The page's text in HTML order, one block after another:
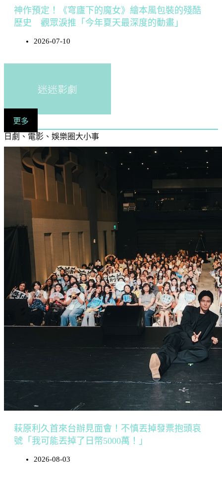
神作預定！《穹廬下的魔女》繪本風包裝的殘酷
歷史 觀眾淚推「今年夏天最深度的動畫」
2026-07-10
迷迷影劇
更多
日劇、電影、娛樂圈大小事
萩原利久首來台辦見面會！不慎丟掉發票抱頭哀
號「我可能丟掉了日幣5000萬！」
2026-08-03